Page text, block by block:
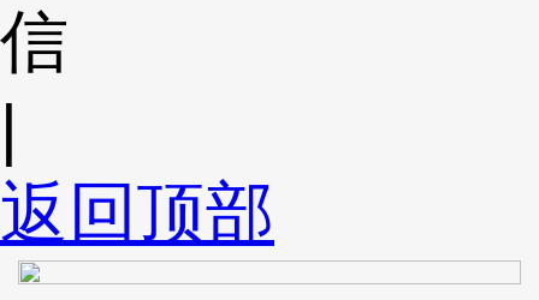
信
|
返回顶部